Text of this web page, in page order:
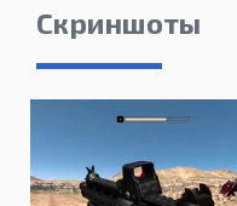
Скриншоты